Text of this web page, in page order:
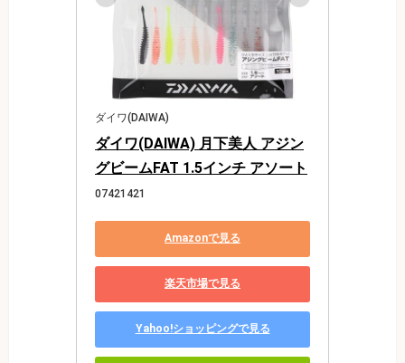
ダイワ(DAIWA)
ダイワ(DAIWA) 月下美人 アジン
グビームFAT 1.5インチ アソート
07421421
Amazonで見る
楽天市場で見る
Yahoo!ショッピングで見る